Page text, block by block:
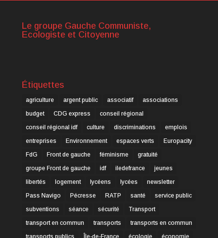
Le groupe Gauche Communiste,
Ecologiste et Citoyenne
Étiquettes
agriculture argent public associatif
associations
budget
CDG express
conseil régional
conseil régional idf
culture discriminations
emplois
entreprises
Environnement espaces verts
Europacity
FdG
Front de gauche féminisme
gratuité
groupe Front de gauche
idf iledefrance
jeunes
libertés
logement lycéens lycées
newsletter
Pass Navigo
Pécresse RATP santé
service public
subventions
séance sécurité
Transport
transport en commun
transports
transports en commun